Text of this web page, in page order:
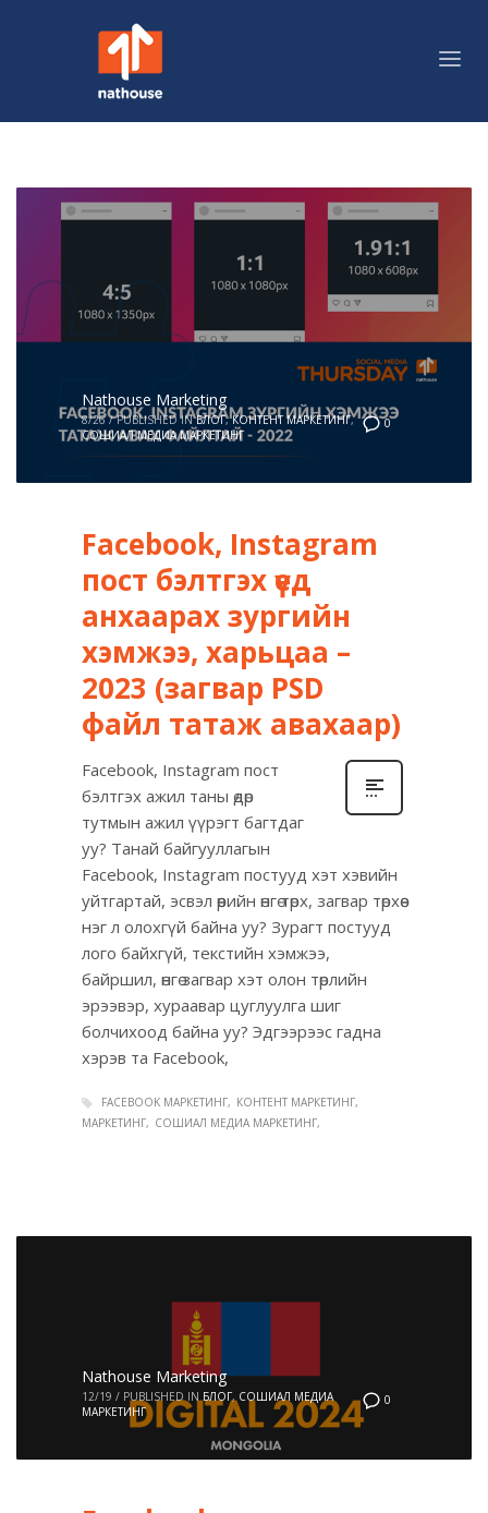
0
Nathouse Marketing
8/26 / PUBLISHED IN БЛОГ,КОНТЕНТ МАРКЕТИНГ,
СОШИАЛ МЕДИА МАРКЕТИНГ
Facebook, Instagram
пост бэлтгэх үед
анхаарах зургийн
хэмжээ, харьцаа –
2023 (загвар PSD
файл татаж авахаар)
Facebook, Instagram пост
бэлтгэх ажил таны өдөр
тутмын ажил үүрэгт багтдаг
уу? Танай байгууллагын
Facebook, Instagram постууд хэт хэвийн
уйтгартай, эсвэл өөрийн өнгө төрх, загвар төрхөө
нэг л олохгүй байна уу? Зурагт постууд
лого байхгүй, текстийн хэмжээ,
байршил, өнгө загвар хэт олон төрлийн
эрээвэр, хураавар цуглуулга шиг
болчихоод байна уу? Эдгээрээс гадна
хэрэв та Facebook,
FACEBOOK МАРКЕТИНГ
КОНТЕНТ МАРКЕТИНГ
МАРКЕТИНГ
СОШИАЛ МЕДИА МАРКЕТИНГ
0
Nathouse Marketing
12/19 / PUBLISHED IN БЛОГ,СОШИАЛ МЕДИА
МАРКЕТИНГ